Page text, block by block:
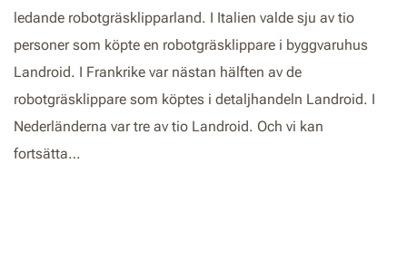
ledande robotgräsklipparland. I Italien valde sju av tio
personer som köpte en robotgräsklippare i byggvaruhus
Landroid. I Frankrike var nästan hälften av de
robotgräsklippare som köptes i detaljhandeln Landroid. I
Nederländerna var tre av tio Landroid. Och vi kan
fortsätta…